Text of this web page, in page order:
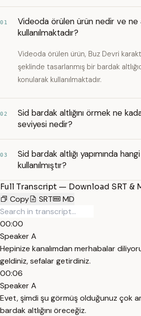
01
Videoda örülen ürün nedir ve ne
kullanılmaktadır?
Videoda örülen ürün, Buz Devri
şeklinde tasarlanmış bir bardak
konularak kullanılmaktadır.
02
Sid bardak altlığını örmek ne
seviyesi nedir?
03
Sid bardak altlığı yapımında
kullanılmıştır?
Full Transcript — Download SRT &
Copy
SRT MD
00:00
Speaker A
Hepinize kanalımdan merhabalar
geldiniz, sefalar getirdiniz.
00:06
Speaker A
Evet, şimdi şu görmüş olduğunuz çok
bardak altlığını öreceğiz.